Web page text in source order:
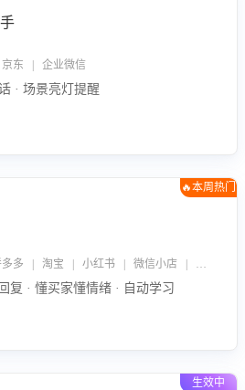
东 | 企业微信
· 场景亮灯提醒
🔥本周热门
得物 | 京东 | 抖音 | 拼多多 | 淘宝 | 小红书 | 微信小店 | 快手 | 唯品会
复 · 懂买家懂情绪 · 自动学习
生效中